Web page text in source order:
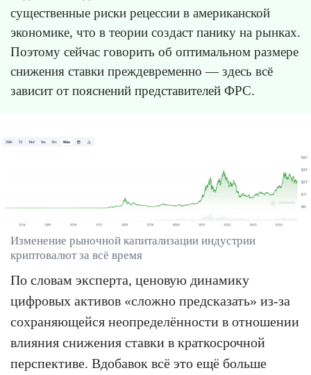
существенные риски рецессии в американской
экономике, что в теории создаст панику на рынках.
Поэтому сейчас говорить об оптимальном размере
снижения ставки преждевременно — здесь всё
зависит от пояснений представителей ФРС.
Изменение рыночной капитализации индустрии
криптовалют за всё время
По словам эксперта, ценовую динамику
цифровых активов «сложно предсказать» из-за
сохраняющейся неопределённости в отношении
влияния снижения ставки в краткосрочной
перспективе. Вдобавок всё это ещё больше